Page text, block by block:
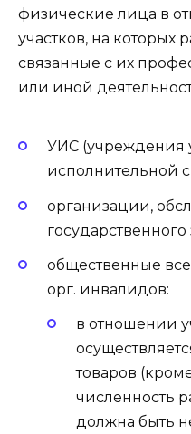
физические лица в
участков, на которых
связанные с их
или иной
УИС (учреждения
исполнительной
организации,
общественные
орг. инвалидов:
в отношении
товаров
численность
должна быть